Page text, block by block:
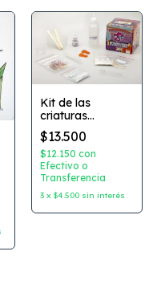
Kit de las
criaturas
espeluznantes
$13.500
$12.150con
Efectivo o
Transferencia
3 x$4.500 sin interés